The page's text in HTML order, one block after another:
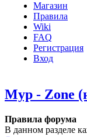
Магазин
Правила
Wiki
FAQ
Регистрация
Вход
Myp - Zone
Правила форума
В данном разделе